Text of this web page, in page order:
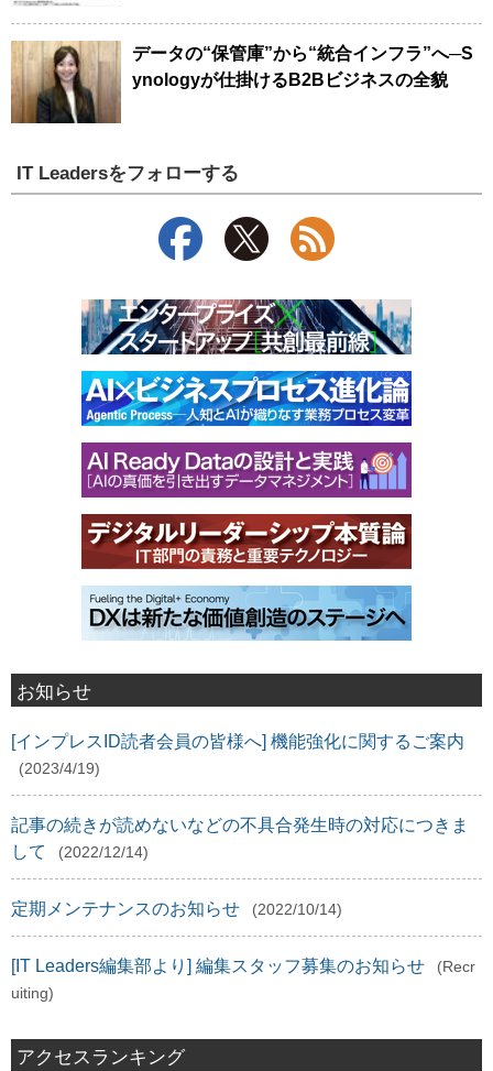
データの“保管庫”から“統合インフラ”へ─S
ynologyが仕掛けるB2Bビジネスの全貌
IT Leadersをフォローする
お知らせ
[インプレスID読者会員の皆様へ] 機能強化に関するご案内
(2023/4/19)
記事の続きが読めないなどの不具合発生時の対応につきま
して
(2022/12/14)
定期メンテナンスのお知らせ (2022/10/14)
[IT Leaders編集部より] 編集スタッフ募集のお知らせ
(Recr
uiting)
アクセスランキング